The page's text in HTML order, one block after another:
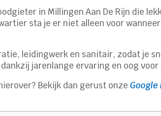
in Millingen Aan De Rijn die
sta je er niet alleen voor
leidingwerk en sanitair, zodat je
jarenlange ervaring en oog
Bekijk dan gerust onze